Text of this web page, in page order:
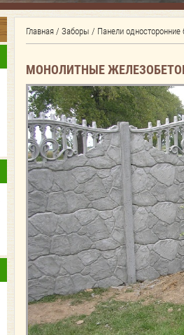
Главная / Заборы / Панели
МОНОЛИТНЫЕ